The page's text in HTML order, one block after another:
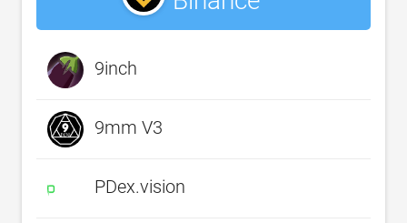
9inch
9mm V3
PDex.vision